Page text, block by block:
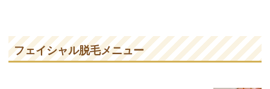
フェイシャル脱毛メニュー